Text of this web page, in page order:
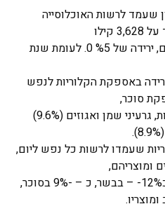
שעמד לרשות האוכלוסייה
( 746,3 ). 1 קלוריות לנפש ליום, ירידה של %5 0. לעומת שנת
2021, חלה ירידה באספקת הקלוריות לנפש
סוכר,
ממתקים ודבש (10.6%), קטניות, גרעיני שמן ואגוזים (9.6%)
קילו קלוריות שעמדו לרשות כל נפש ליום,
כ- – 18% בשמנים ושומנים, כ12%- – בבשר, כ – -9% בסוכר,